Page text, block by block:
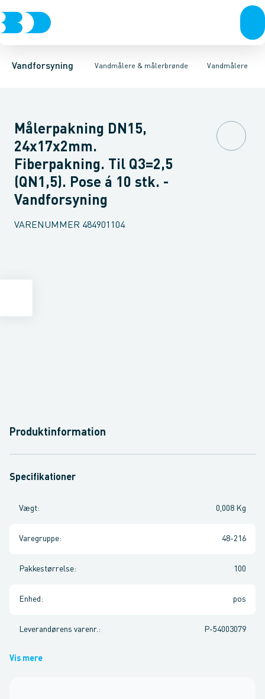
Vandforsyning Vandmålere & målerbrønde
Rør & fittingsKoblinger & anboringerMuffer, klemmer &
Vandmålere
MålerbrøndeVandmålere
Bi vandmålereVingehjulsmålere Ringstempelmålere
Målerpakning DN15,
24x17x2mm.
Fiberpakning. Til Q3=2,5
(QN1,5). Pose á 10 stk. -
Vandforsyning
VARENUMMER 484901104
Produktinformation
Specifikationer
Vægt: 0,008 Kg
Varegruppe: 48-216
Pakkestørrelse: 100
Enhed : pos
Leverandørens varenr. : P-54003079
Vis mere